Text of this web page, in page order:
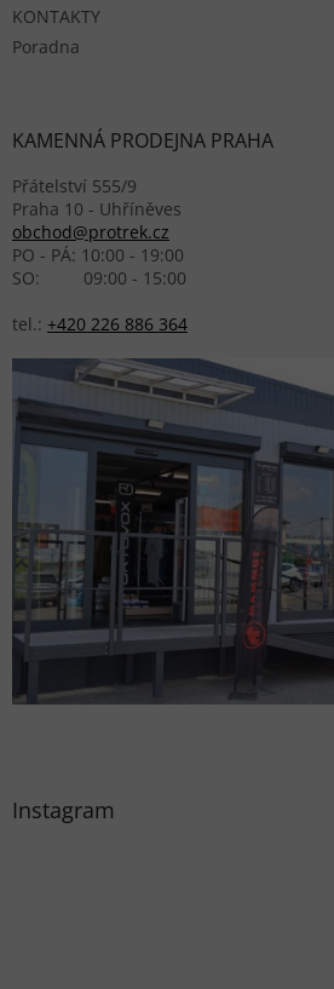
KONTAKTY
Poradna
KAMENNÁ PRODEJNA PRAHA
Přátelství 555/9
Praha 10 - Uhříněves
obchod@protrek.cz
PO - PÁ: 10:00 - 19:00
SO: 09:00 - 15:00
tel.: +420 226 886 364
Instagram